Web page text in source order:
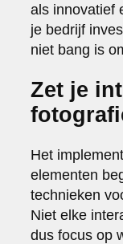
als innovatief
je bedrijf
niet bang is
Zet je
Het
elementen
technieken
Niet elke
dus focus op